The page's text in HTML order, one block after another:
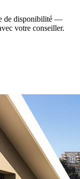
de disponibilité —
votre conseiller.